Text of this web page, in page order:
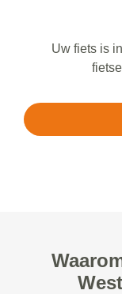
Uw fiets is